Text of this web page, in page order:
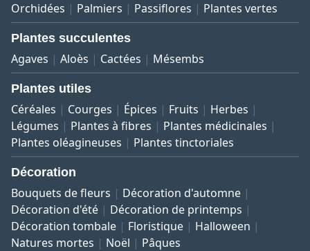
Orchidées
Palmiers Passiflores Plantes vertes
Plantes succulentes
Agaves Aloès Cactées Mésembs
Plantes utiles
Céréales Courges Épices Fruits
Herbes
Légumes
Plantes à fibres
Plantes médicinales
Plantes oléagineuses
Plantes tinctoriales
Décoration
Bouquets de fleurs
Décoration d'automne
Décoration d'été
Décoration de printemps
Décoration tombale
Floristique
Halloween
Natures mortes
Noël Pâques